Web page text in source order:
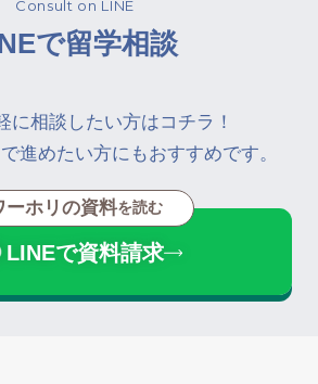
Consult on LINE
で留学相談
に相談したい方はコチラ！
進めたい方にもおすすめです。
ーホリの資料を読む
LINEで資料請求